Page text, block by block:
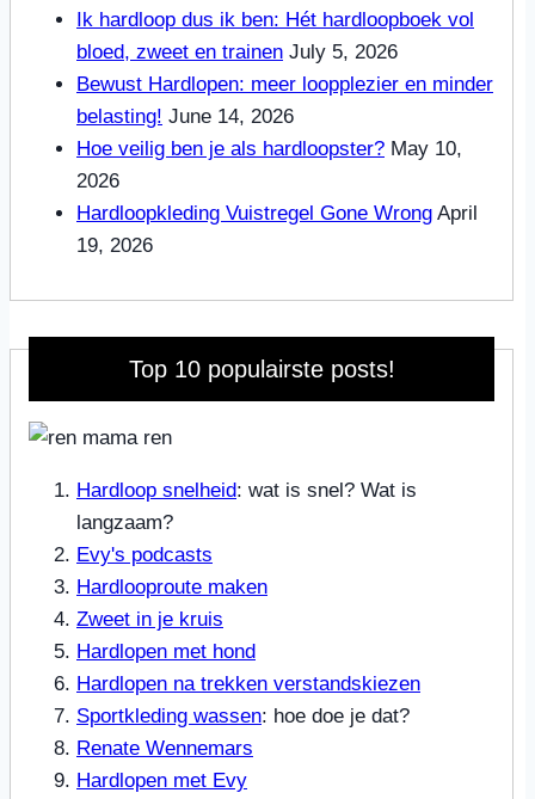
Ik hardloop dus ik ben: Hét hardloopboek vol
bloed, zweet en trainen July 5, 2026
Bewust Hardlopen: meer loopplezier en minder
belasting! June 14, 2026
Hoe veilig ben je als hardloopster? May 10,
2026
Hardloopkleding Vuistregel Gone Wrong April
19, 2026
Top 10 populairste posts!
Hardloop snelheid: wat is snel? Wat is
langzaam?
Evy's podcasts
Hardlooproute maken
Zweet in je kruis
Hardlopen met hond
Hardlopen na trekken verstandskiezen
Sportkleding wassen: hoe doe je dat?
Renate Wennemars
Hardlopen met Evy